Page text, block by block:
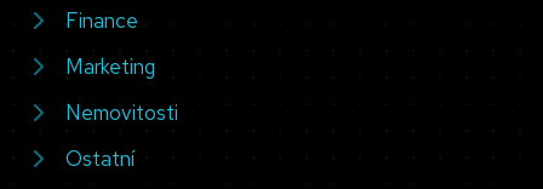
Finance
Marketing
Nemovitosti
Ostatní